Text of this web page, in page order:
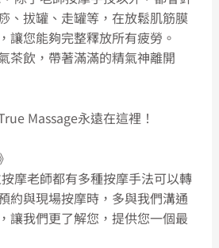
、拔罐、走罐等，在放鬆肌筋膜
讓您能夠完整釋放所有疲勞。
茶飲，帶著滿滿的精氣神離開
Massage永遠在這裡！
摩老師都有多種按摩手法可以轉
約與現場按摩時，多與我們溝通
讓我們更了解您，提供您一個最